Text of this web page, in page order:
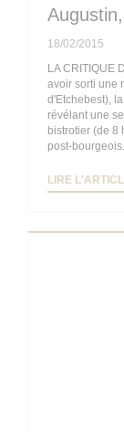
18/02/2015
LA CRITIQUE
avoir sorti une
d'Etchebest),
révélant une
bistrotier (de 8
post-bourgeois.
LIRE